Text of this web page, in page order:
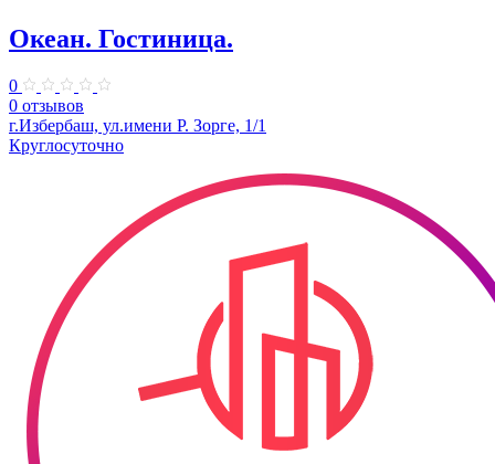
Океан. Гостиница.
0
0 отзывов
г.Избербаш, ул.имени Р. Зорге, 1/1
Круглосуточно